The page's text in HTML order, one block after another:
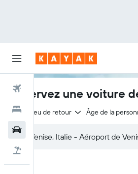
Hôtels
Réservez une voiture
Même lieu de retour Âge de la